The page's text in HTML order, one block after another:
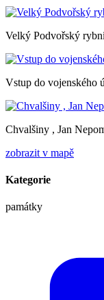
Velký Podvořský
Vstup do vojenského
Chvalšiny , Jan
zobrazit v mapě
Kategorie
památky